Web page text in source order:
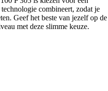
combineert, zodat je
Geef het beste van jezelf op de
met deze slimme keuze.